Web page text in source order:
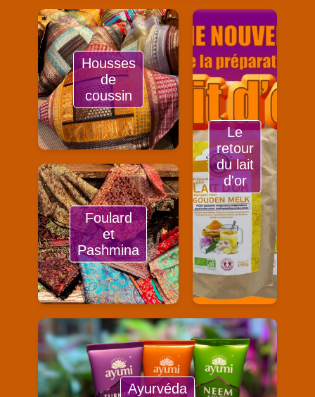
Housses
de
coussin
Le
retour
du lait
d'or
Foulard
et
Pashmina
Ayurvéda